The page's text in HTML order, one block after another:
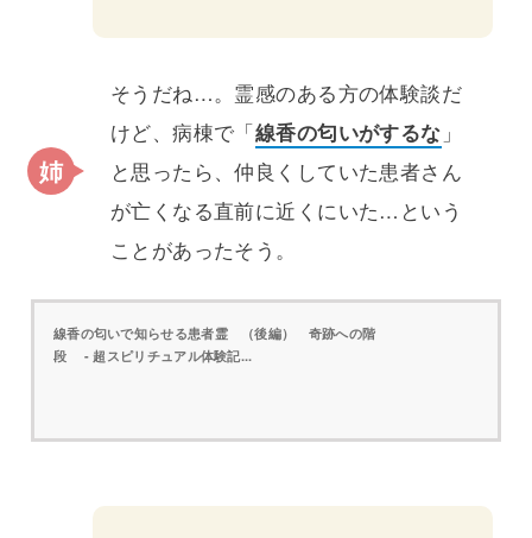
そうだね…。霊感のある方の体験談だ
けど、病棟で「線香の匂いがするな 」
と思ったら、仲良くしていた患者さん
が亡くなる直前に近くにいた…という
ことがあったそう。
線香の匂いで知らせる患者霊 （後編） 奇跡への階
段 - 超スピリチュアル体験記...